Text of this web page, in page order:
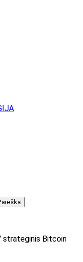
strateginis Bitcoin